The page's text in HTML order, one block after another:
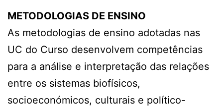
METODOLOGIAS DE ENSINO
As metodologias de ensino adotadas nas
UC do Curso desenvolvem competências
para a análise e interpretação das relações
entre os sistemas biofísicos,
socioeconómicos, culturais e político-